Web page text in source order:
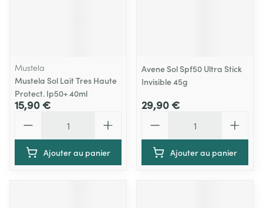
Mustela
Mustela Sol Lait Tres Haute
Protect. Ip50+ 40ml
15,90 €
Ajouter au panier
Avene Sol Spf50 Ultra Stick
Invisible 45g
29,90 €
Ajouter au panier